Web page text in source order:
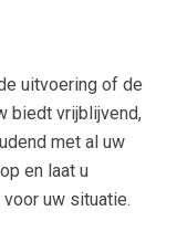
uitvoering of de
biedt vrijblijvend,
met al uw
en laat u
uw situatie.